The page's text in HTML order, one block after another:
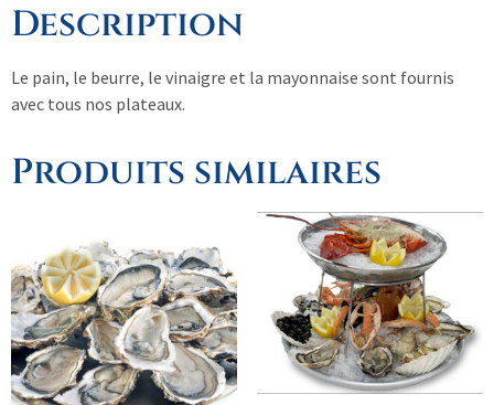
Description
Le pain, le beurre, le vinaigre et la mayonnaise sont fournis
avec tous nos plateaux.
Produits similaires